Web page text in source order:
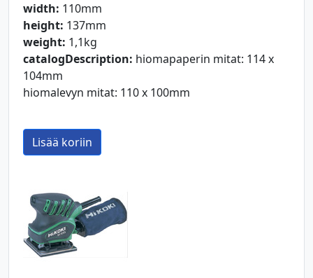
width: 110mm
height: 137mm
weight: 1,1kg
catalogDescription: hiomapaperin mitat: 114 x
104mm
hiomalevyn mitat: 110 x 100mm